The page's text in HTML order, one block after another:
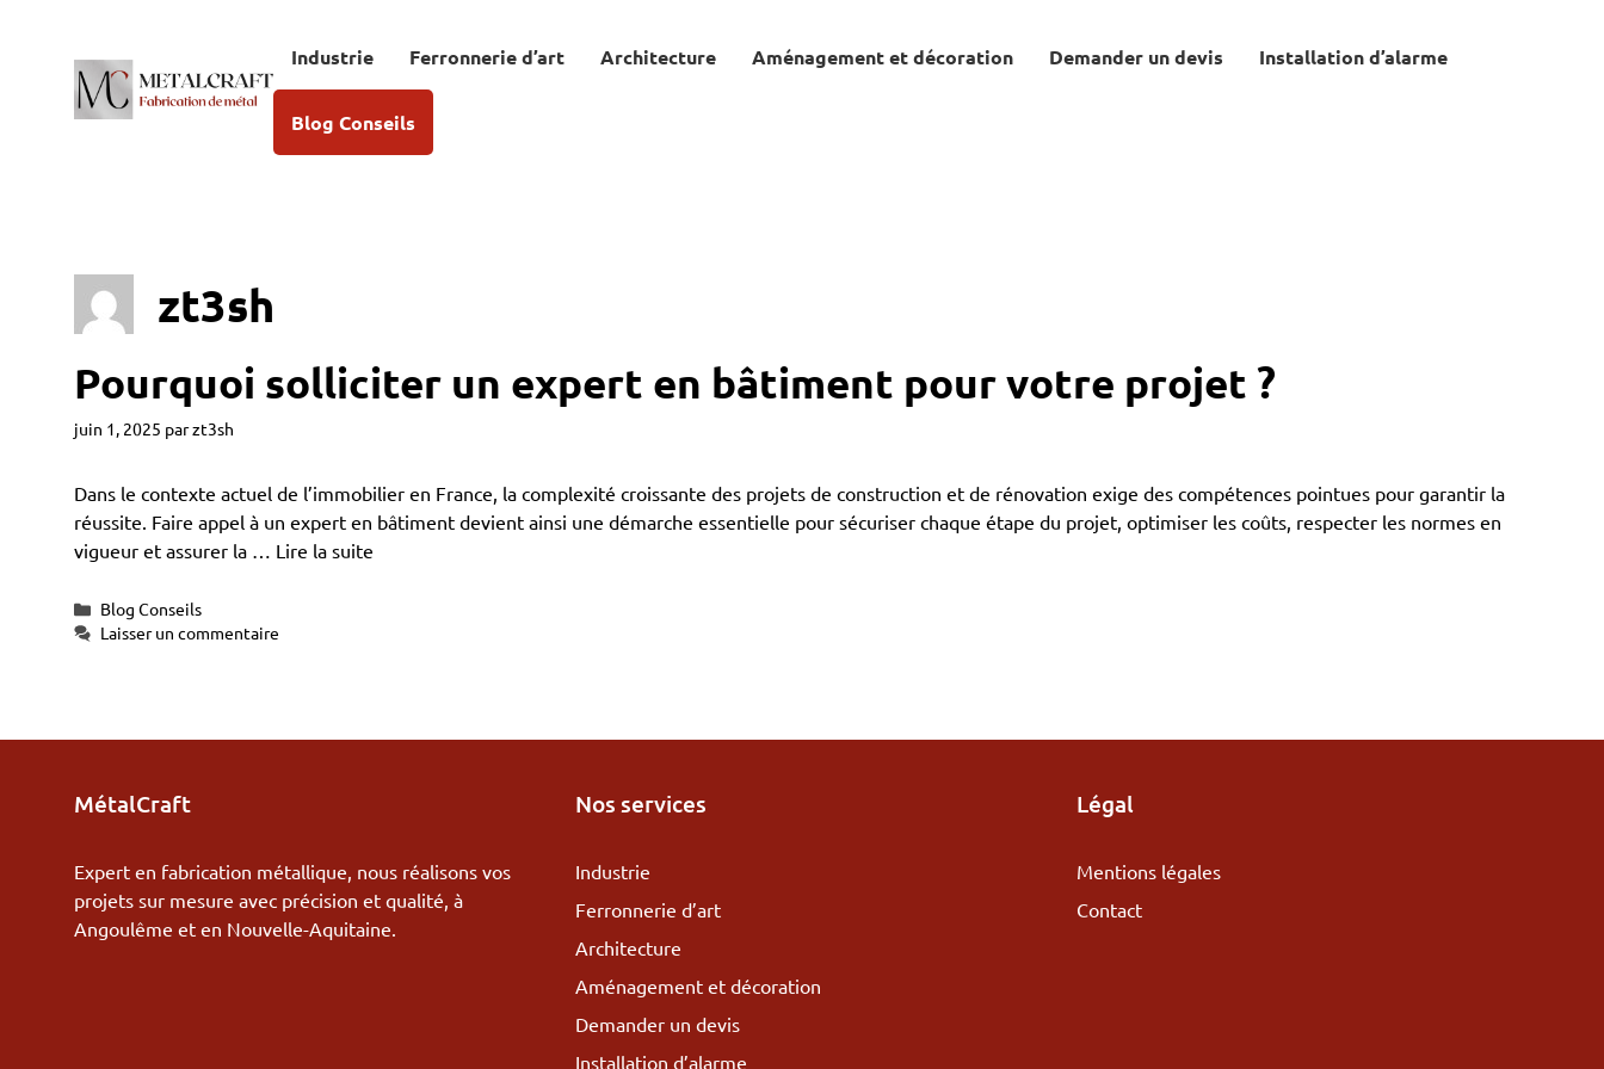
Industrie Ferronnerie d’art Architecture Aménagement et décoration Demander un devis Installation d’alarme
Blog Conseils
zt3sh
Pourquoi solliciter un expert en bâtiment pour votre projet ?
juin 1, 2025 parzt3sh
Dans le contexte actuel de l’immobilier en France, la complexité croissante des projets de construction et de rénovation exige des compétences pointues pour garantir la
réussite. Faire appel à un expert en bâtiment devient ainsi une démarche essentielle pour sécuriser chaque étape du projet, optimiser les coûts, respecter les normes en
vigueur et assurer la … Lire la suite
Catégories
Blog Conseils
Laisser un commentaire
MétalCraft
Expert en fabrication métallique, nous réalisons vos
projets sur mesure avec précision et qualité, à
Angoulême et en Nouvelle-Aquitaine.
Nos services
Industrie
Ferronnerie d’art
Architecture
Aménagement et décoration
Demander un devis
Installation d’alarme
Légal
Mentions légales
Contact